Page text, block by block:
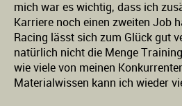
mich war es wichtig, dass ich
Karriere noch einen zweiten Job
Racing lässt sich zum Glück gut
natürlich nicht die Menge
wie viele von meinen
Materialwissen kann ich wieder